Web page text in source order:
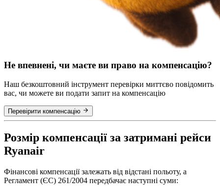
Не впевнені, чи маєте ви право на компенсацію?
Наш безкоштовний інструмент перевірки миттєво повідомить
вас, чи можете ви подати запит на компенсацію
Перевірити компенсацію
Розмір компенсації за затримані рейси
Ryanair
Фінансові компенсації залежать від відстані польоту, а
Регламент (ЄС) 261/2004 передбачає наступні суми: